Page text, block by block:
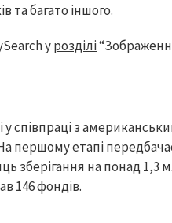
та багато іншого.
урозділі
у співпраці з
першому етапі
зберігання на понад 1,3
146 фондів.